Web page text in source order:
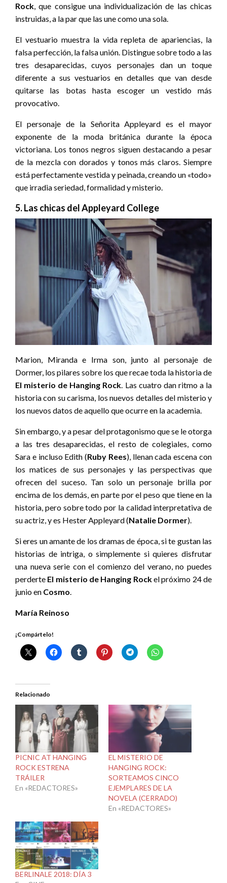
Rock, que consigue una individualización de las chicas
instruidas, a la par que las une como una sola.
El vestuario muestra la vida repleta de apariencias, la
falsa perfección, la falsa unión. Distingue sobre todo a las
tres desaparecidas, cuyos personajes dan un toque
diferente a sus vestuarios en detalles que van desde
quitarse las botas hasta escoger un vestido más
provocativo.
El personaje de la Señorita Appleyard es el mayor
exponente de la moda británica durante la época
victoriana. Los tonos negros siguen destacando a pesar
de la mezcla con dorados y tonos más claros. Siempre
está perfectamente vestida y peinada, creando un «todo»
que irradia seriedad, formalidad y misterio.
5. Las chicas del Appleyard College
Marion, Miranda e Irma son, junto al personaje de
Dormer, los pilares sobre los que recae toda la historia de
El misterio de Hanging Rock. Las cuatro dan ritmo a la
historia con su carisma, los nuevos detalles del misterio y
los nuevos datos de aquello que ocurre en la academia.
Sin embargo, y a pesar del protagonismo que se le otorga
a las tres desaparecidas, el resto de colegiales, como
Sara e incluso Edith (Ruby Rees), llenan cada escena con
los matices de sus personajes y las perspectivas que
ofrecen del suceso. Tan solo un personaje brilla por
encima de los demás, en parte por el peso que tiene en la
historia, pero sobre todo por la calidad interpretativa de
su actriz, y es Hester Appleyard (Natalie Dormer).
Si eres un amante de los dramas de época, si te gustan las
historias de intriga, o simplemente si quieres disfrutar
una nueva serie con el comienzo del verano, no puedes
perderte El misterio de Hanging Rockel próximo 24 de
junio en Cosmo.
María Reinoso
¡Compártelo!
Relacionado
PICNIC AT HANGING
ROCK ESTRENA
TRÁILER
En «REDACTORES»
EL MISTERIO DE
HANGING ROCK:
SORTEAMOS CINCO
EJEMPLARES DE LA
NOVELA (CERRADO)
En «REDACTORES»
BERLINALE 2018: DÍA 3